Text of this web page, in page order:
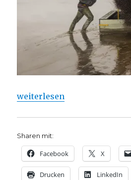
„Ausstellung zu den
weiterlesen
Sharen mit:
Facebook X
Drucken LinkedIn